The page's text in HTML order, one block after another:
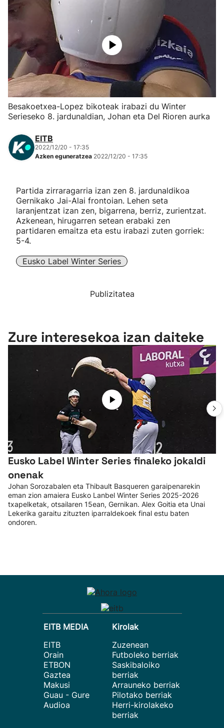
Herri-kirolak
Eskubaloia
Kirolak 360
Atletismoa
Kirol gehiago
Besakoetxea-Lopez bikoteak irabazi du Winter
Serieseko 8. jardunaldian, Johan eta Del Rioren aurka
EITB
2022/12/20 - 17:35
Azken eguneratzea 2022/12/20 - 17:35
Partida zirraragarria izan zen 8. jardunaldikoa
Gernikako Jai-Alai frontoian. Lehen seta
laranjentzat izan zen, bigarrena, berriz, zurientzat.
Azkenean, hirugarren setean erabaki zen
partidaren emaitza eta estu irabazi zuten gorriek:
5-4.
Eusko Label Winter Series
Publizitatea
Zure interesekoa izan daiteke
Eusko Label Winter Series finaleko jokaldi
onenak
Johan Sorozabalen eta Thibault Basqueren garaipenarekin
eman zion amaiera Eusko Lanbel Winter Series 2025-2026
txapelketak, otsailaren 15ean, Gernikan. Alex Goitia eta Unai
Lekerika garaitu zituzten iparraldekoek final estu baten
ondoren.
EITB MEDIA
EITB
Orain
ETBON
Gaztea
Makusi
Guau - Gure
Audioa
Kirolak
Zuzenean
Futboleko berriak
Saskibaloiko
berriak
Arrauneko berriak
Pilotako berriak
Herri-kirolakeko
berriak